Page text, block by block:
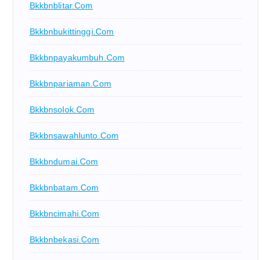
Bkkbnblitar.com
Bkkbnbukittinggi.com
Bkkbnpayakumbuh.com
Bkkbnpariaman.com
Bkkbnsolok.com
Bkkbnsawahlunto.com
Bkkbndumai.com
Bkkbnbatam.com
Bkkbncimahi.com
Bkkbnbekasi.com